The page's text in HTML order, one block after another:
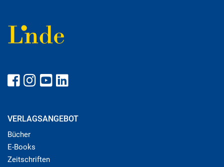
VERLAGSANGEBOT
Bücher
E-Books
Zeitschriften